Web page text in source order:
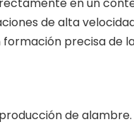
de alta
precisa de
de alambre.